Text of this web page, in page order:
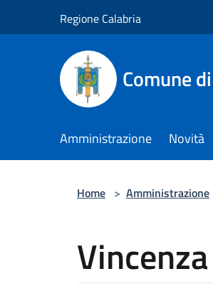
Regione Calabria
Comune
Amministrazione Novità
Home > Amministrazione